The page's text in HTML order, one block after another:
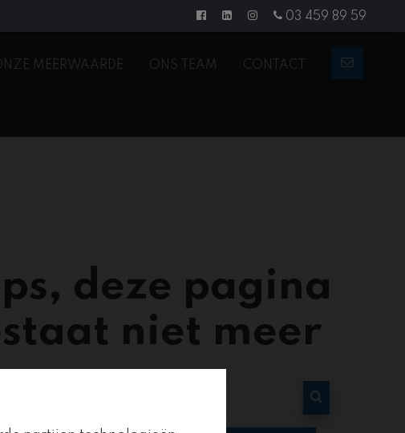
03 459 89 59
MEERWAARDE ONS TEAM CONTACT
deze pagina
niet meer